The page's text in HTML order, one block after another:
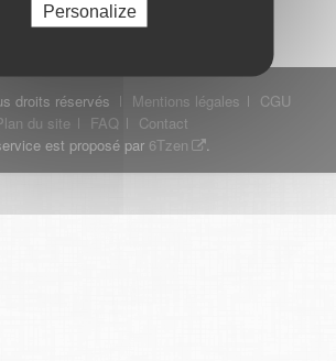
droits réservés Mentions légales
CGU
du site
FAQ
Contact
est proposé par 6Tzen .
Personalize